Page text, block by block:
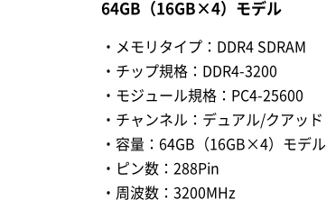
64GB（16GB×4）モデル
・メモリタイプ：DDR4 SDRAM
・チップ規格：DDR4-3200
・モジュール規格：PC4-25600
・チャンネル：デュアル/クアッド
・容量：64GB（16GB×4）モデル
・ピン数：288Pin
・周波数：3200MHz